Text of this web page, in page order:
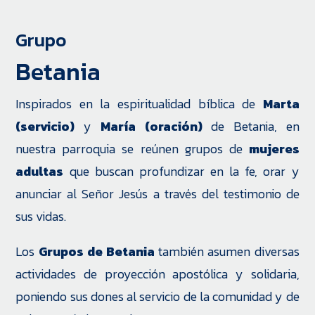
Grupo
Betania
Inspirados en la espiritualidad bíblica de Marta
(servicio) y María (oración)de Betania, en
nuestra parroquia se reúnen grupos demujeres
adultas que buscan profundizar en la fe, orar y
anunciar al Señor Jesús a través del testimonio de
sus vidas.
Los Grupos de Betania también asumen diversas
actividades de proyección apostólica y solidaria,
poniendo sus dones al servicio de la comunidad y de